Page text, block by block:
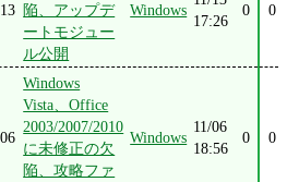
陥、アップデ
ートモジュー
ル公開
Windows
17:26
0 0
Windows
Vista、Office
2003/2007/2010
に未修正の欠
陥、攻略ファ
Windows
11/06
18:56
0 0